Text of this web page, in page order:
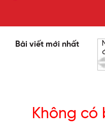
Bài viết mới nhất
Không có